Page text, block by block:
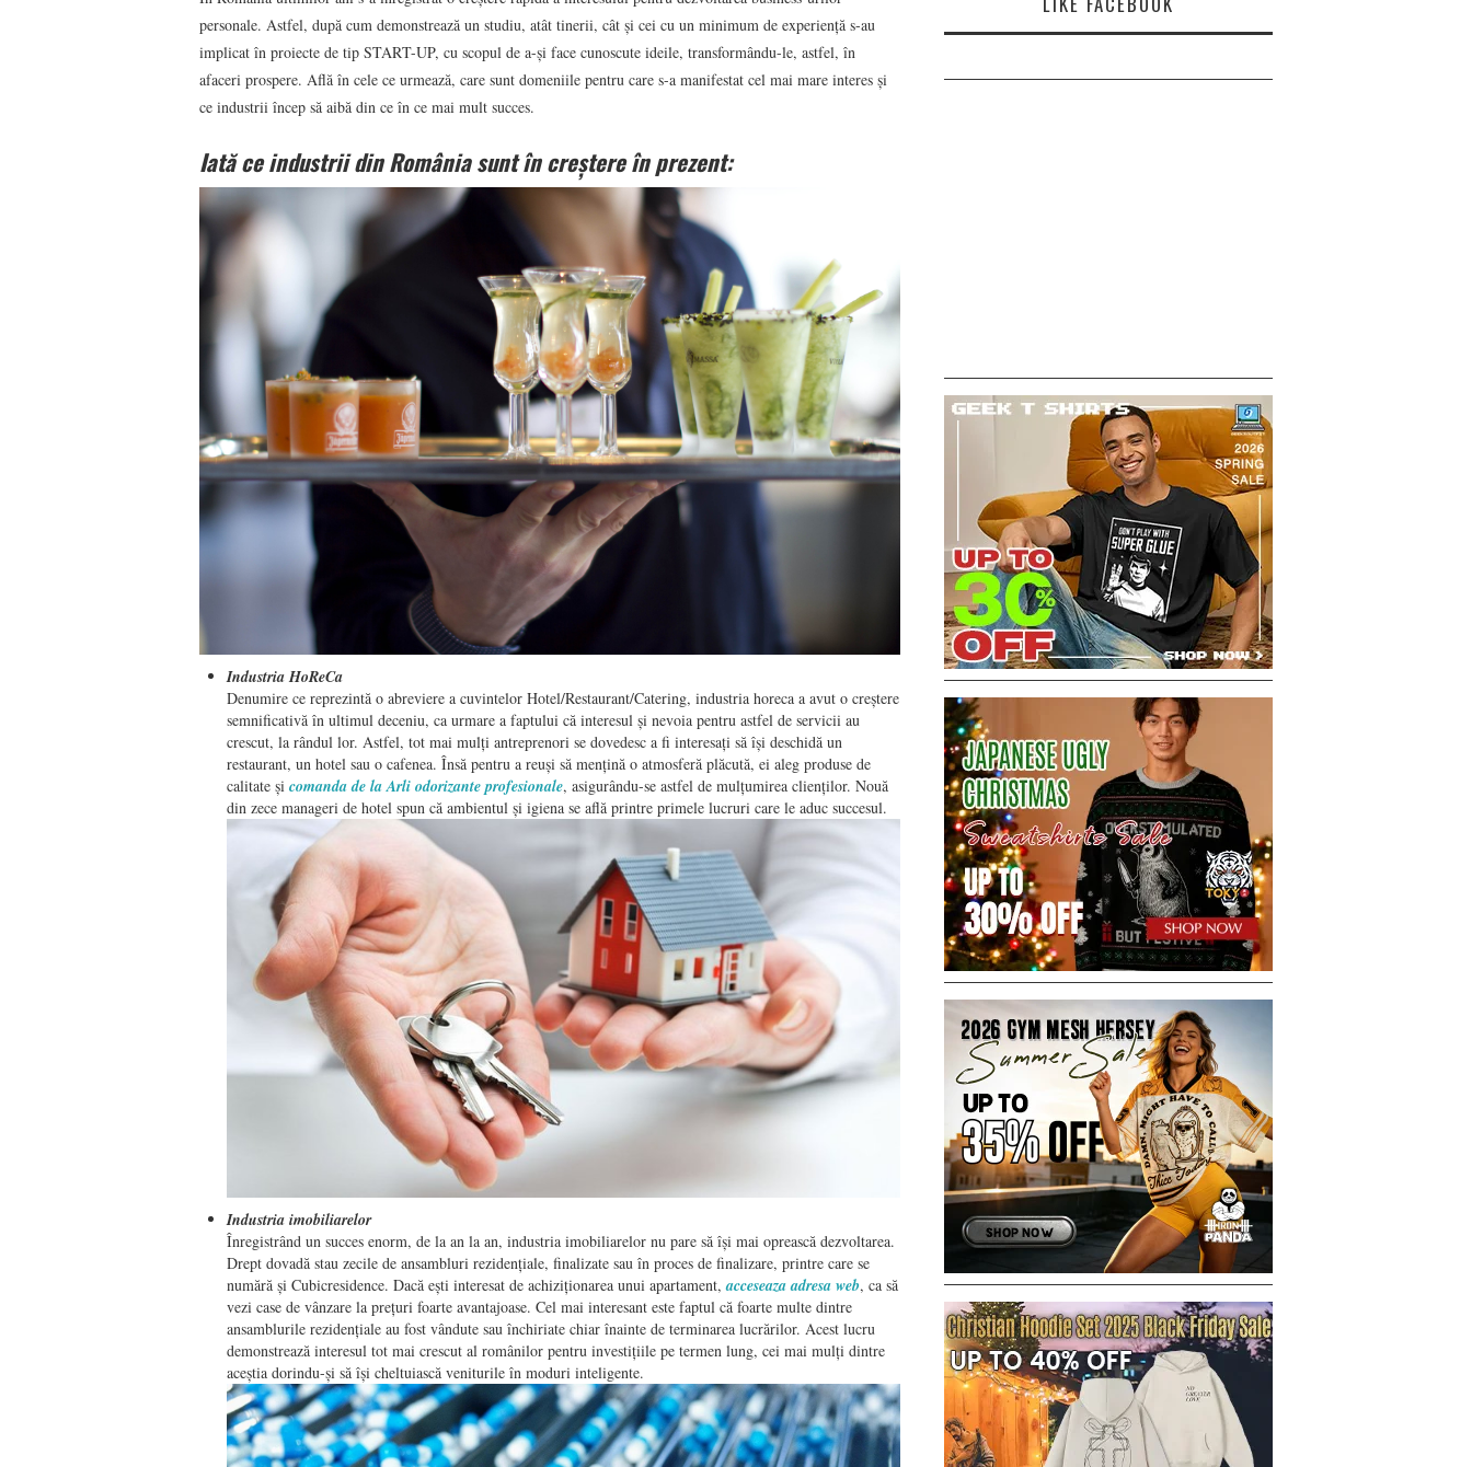
personale. Astfel, după cum demonstrează un studiu, atât tinerii, cât și cei cu un minimum de experiență s-au
implicat în proiecte de tip START-UP, cu scopul de a-și face cunoscute ideile, transformându-le, astfel, în
afaceri prospere. Află în cele ce urmează, care sunt domeniile pentru care s-a manifestat cel mai mare interes și
ce industrii încep să aibă din ce în ce mai mult succes.
Iată ce industrii din România sunt în creștere în prezent:
Industria HoReCa
Denumire ce reprezintă o abreviere a cuvintelor Hotel/Restaurant/Catering, industria horeca a avut o creștere
semnificativă în ultimul deceniu, ca urmare a faptului că interesul și nevoia pentru astfel de servicii au
crescut, la rândul lor. Astfel, tot mai mulți antreprenori se dovedesc a fi interesați să își deschidă un
restaurant, un hotel sau o cafenea. Însă pentru a reuși să mențină o atmosferă plăcută, ei aleg produse de
calitate și comanda de la Arli odorizante profesionale, asigurându-se astfel de mulțumirea clienților. Nouă
din zece manageri de hotel spun că ambientul și igiena se află printre primele lucruri care le aduc succesul.
Industria imobiliarelor
Înregistrând un succes enorm, de la an la an, industria imobiliarelor nu pare să își mai oprească dezvoltarea.
Drept dovadă stau zecile de ansambluri rezidențiale, finalizate sau în proces de finalizare, printre care se
numără și Cubicresidence. Dacă ești interesat de achiziționarea unui apartament,acceseaza adresa web, ca să
vezi case de vânzare la prețuri foarte avantajoase. Cel mai interesant este faptul că foarte multe dintre
ansamblurile rezidențiale au fost vândute sau închiriate chiar înainte de terminarea lucrărilor. Acest lucru
demonstrează interesul tot mai crescut al românilor pentru investițiile pe termen lung, cei mai mulți dintre
aceștia dorindu-și să își cheltuiască veniturile în moduri inteligente.